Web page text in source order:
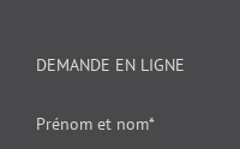
DEMANDE EN LIGNE
Prénom et nom*